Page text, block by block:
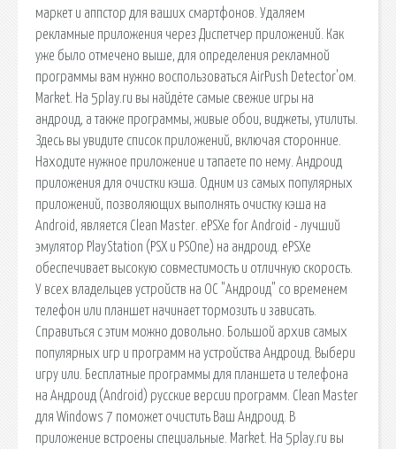
маркет и аппстор для ваших смартфонов. Удаляем
рекламные приложения через Диспетчер приложений. Как
уже было отмечено выше, для определения рекламной
программы вам нужно воспользоваться AirPush Detector'ом.
Market. На 5play.ru вы найдёте самые свежие игры на
андроид, а также программы, живые обои, виджеты, утилиты.
Здесь вы увидите список приложений, включая сторонние.
Находите нужное приложение и тапаете по нему. Андроид
приложения для очистки кэша. Одним из самых популярных
приложений, позволяющих выполнять очистку кэша на
Android, является Clean Master. ePSXe for Android - лучший
эмулятор PlayStation (PSX и PSOne) на андроид. ePSXe
обеспечивает высокую совместимость и отличную скорость.
У всех владельцев устройств на ОС "Андроид" со временем
телефон или планшет начинает тормозить и зависать.
Справиться с этим можно довольно. Большой архив самых
популярных игр и программ на устройства Андроид. Выбери
игру или. Бесплатные программы для планшета и телефона
на Андроид (Android) русские версии программ. Clean Master
для Windows 7 поможет очистить Ваш Андроид. В
приложение встроены специальные. Market. На 5play.ru вы